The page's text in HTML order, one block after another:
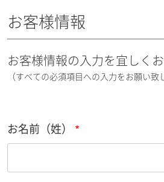
お客様情報
お客様情報の入力を宜しく
（すべての必須項目への入力をお願い致
お名前（姓）